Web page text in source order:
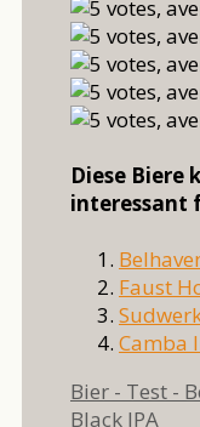
Diese Biere
interessant
Faust
Camba
Kategorien
Bier - Test -
Black IPA